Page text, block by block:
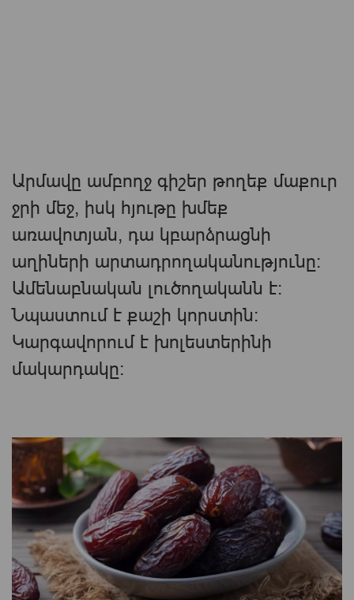
Արմավը ամբողջ գիշեր թողեք մաքուր
ջրի մեջ, իսկ հյութը խմեք
առավոտյան, դա կբարձրացնի
աղիների արտադրողականությունը:
Ամենաբնական լուծողականն է։
Նպաստում է քաշի կորստին։
Կարգավորում է խոլեստերինի
մակարդակը։